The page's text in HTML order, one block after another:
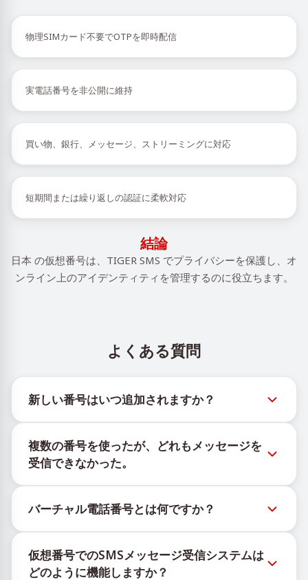
物理SIMカード不要でOTPを即時配信
実電話番号を非公開に維持
買い物、銀行、メッセージ、ストリーミングに対応
短期間または繰り返しの認証に柔軟対応
結論
日本 の仮想番号は、TIGER SMS でプライバシーを保護し、オ
ンライン上のアイデンティティを管理するのに役立ちます。
よくある質問
新しい番号はいつ追加されますか？
@TigerSMSofficial_bot で確認できます。このチャン
ネルは最新の番号在庫にアクセスできるよう、タイム
リーな更新を提供します。
複数の番号を使ったが、どれもメッセージを
受信できなかった。
ことはできません。サービスのアルゴリズムにより、
一時的な番号へのメッセージ配信がさまざまな理由で
には、次の方法をお試しください：
バーチャル電話番号とは何ですか？
で、物理的なSIMカードやデバイスに紐づかず、固定
された地理的場所にも依存しません。主な機能は、
仮想番号でのSMSメッセージ受信システムは
どのように機能しますか？